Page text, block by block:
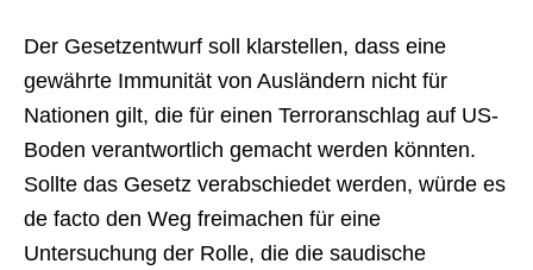
Der Gesetzentwurf soll klarstellen, dass eine
gewährte Immunität von Ausländern nicht für
Nationen gilt, die für einen Terroranschlag auf US-
Boden verantwortlich gemacht werden könnten.
Sollte das Gesetz verabschiedet werden, würde es
de facto den Weg freimachen für eine
Untersuchung der Rolle, die die saudische